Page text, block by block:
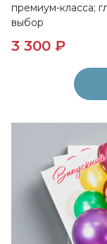
премиум-класса;
выбор
3 300 ₽